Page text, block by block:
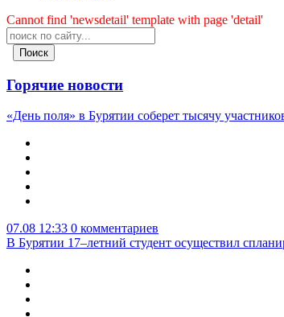
Cannot find 'newsdetail' template with page 'detail'
Поиск
Горячие новости
«День поля» в Бурятии соберет тысячу
07.08 12:33 0 комментариев
В Бурятии 17–летний студент осуществил